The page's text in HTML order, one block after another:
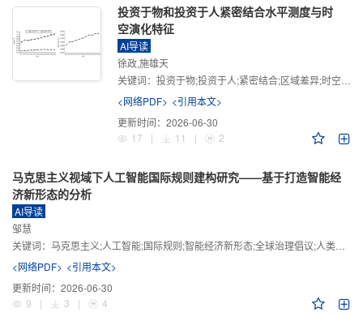
投资于物和投资于人紧密结合水平测度与时
空演化特征
AI导读
徐政,施雄天
关键词： 投资于物;投资于人;紧密结合;区域差异;时空演化
<网络PDF> <引用本文>
更新时间： 2026-06-30
17
| 11 | 2
马克思主义视域下人工智能国际规则建构研究——基于打造智能经
济新形态的分析
AI导读
邹慧
关键词： 马克思主义;人工智能;国际规则;智能经济新形态;全球治理倡议;人类命运共同体
<网络PDF> <引用本文>
更新时间： 2026-06-30
9
| 3 | 4